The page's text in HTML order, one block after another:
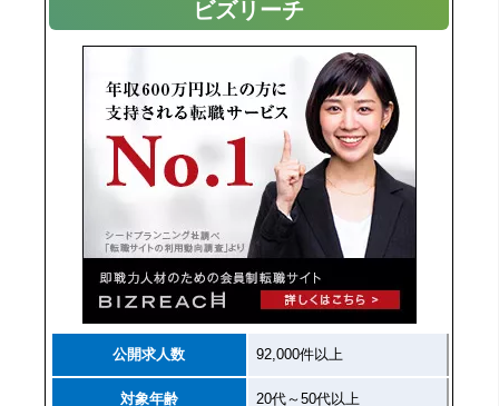
ビズリーチ
公開求人数 92,000件以上
対象年齢 20代～50代以上